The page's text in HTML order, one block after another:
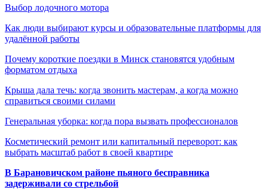
Выбор лодочного мотора
Как люди выбирают курсы и образовательные платформы для
удалённой работы
Почему короткие поездки в Минск становятся удобным
форматом отдыха
Крыша дала течь: когда звонить мастерам, а когда можно
справиться своими силами
Генеральная уборка: когда пора вызвать профессионалов
Косметический ремонт или капитальный переворот: как
выбрать масштаб работ в своей квартире
В Барановичском районе пьяного бесправника
задерживали со стрельбой